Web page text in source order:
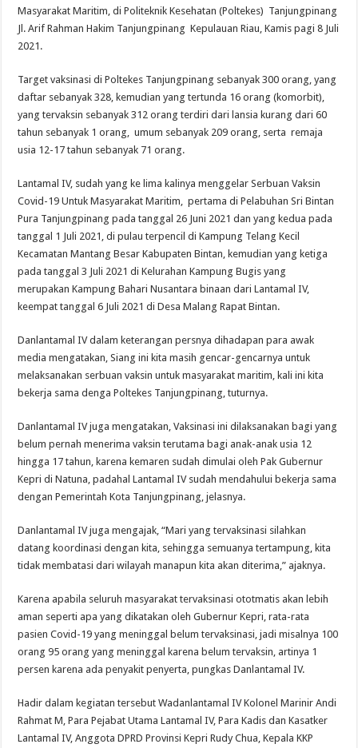
Masyarakat Maritim, di Politeknik Kesehatan (Poltekes) Tanjungpinang
Jl. Arif Rahman Hakim Tanjungpinang Kepulauan Riau, Kamis pagi 8 Juli
2021.
Target vaksinasi di Poltekes Tanjungpinang sebanyak 300 orang, yang
daftar sebanyak 328, kemudian yang tertunda 16 orang (komorbit),
yang tervaksin sebanyak 312 orang terdiri dari lansia kurang dari 60
tahun sebanyak 1 orang, umum sebanyak 209 orang, serta remaja
usia 12-17 tahun sebanyak 71 orang.
Lantamal IV, sudah yang ke lima kalinya menggelar Serbuan Vaksin
Covid-19 Untuk Masyarakat Maritim, pertama di Pelabuhan Sri Bintan
Pura Tanjungpinang pada tanggal 26 Juni 2021 dan yang kedua pada
tanggal 1 Juli 2021, di pulau terpencil di Kampung Telang Kecil
Kecamatan Mantang Besar Kabupaten Bintan, kemudian yang ketiga
pada tanggal 3 Juli 2021 di Kelurahan Kampung Bugis yang
merupakan Kampung Bahari Nusantara binaan dari Lantamal IV,
keempat tanggal 6 Juli 2021 di Desa Malang Rapat Bintan.
Danlantamal IV dalam keterangan persnya dihadapan para awak
media mengatakan, Siang ini kita masih gencar-gencarnya untuk
melaksanakan serbuan vaksin untuk masyarakat maritim, kali ini kita
bekerja sama denga Poltekes Tanjungpinang, tuturnya.
Danlantamal IV juga mengatakan, Vaksinasi ini dilaksanakan bagi yang
belum pernah menerima vaksin terutama bagi anak-anak usia 12
hingga 17 tahun, karena kemaren sudah dimulai oleh Pak Gubernur
Kepri di Natuna, padahal Lantamal IV sudah mendahului bekerja sama
dengan Pemerintah Kota Tanjungpinang, jelasnya.
Danlantamal IV juga mengajak, “Mari yang tervaksinasi silahkan
datang koordinasi dengan kita, sehingga semuanya tertampung, kita
tidak membatasi dari wilayah manapun kita akan diterima,” ajaknya.
Karena apabila seluruh masyarakat tervaksinasi ototmatis akan lebih
aman seperti apa yang dikatakan oleh Gubernur Kepri, rata-rata
pasien Covid-19 yang meninggal belum tervaksinasi, jadi misalnya 100
orang 95 orang yang meninggal karena belum tervaksin, artinya 1
persen karena ada penyakit penyerta, pungkas Danlantamal IV.
Hadir dalam kegiatan tersebut Wadanlantamal IV Kolonel Marinir Andi
Rahmat M, Para Pejabat Utama Lantamal IV, Para Kadis dan Kasatker
Lantamal IV, Anggota DPRD Provinsi Kepri Rudy Chua, Kepala KKP